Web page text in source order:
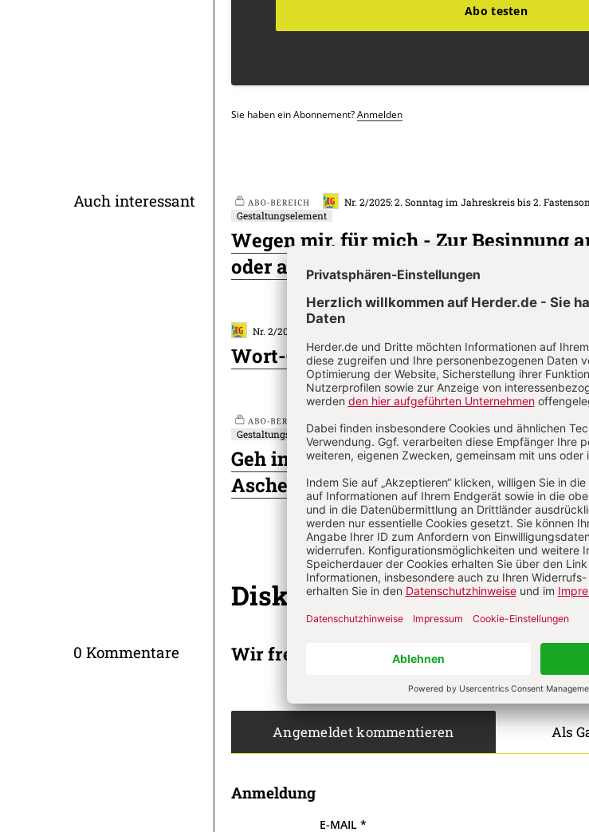
Abo testen
Sie haben ein Abonnement?Anmelden
Überschrift
Auch interessant
Plus
Nr. 2/2025: 2. Sonntag im Jahreskreis bis 2.
Gestaltungselement
Wegen mir, für mich - Zur Besinnung
oder an einem Sonntag in der
Nr. 2/2025: 2. Sonntag im Jahreskreis bis 2. Fastensonntag
Wort-Gottes-Feier am Aschermittwoch
Plus
Nr. 2/2025: 2. Sonntag im Jahreskreis bis 2.
Gestaltungselement
Geh in deine Kammer -
Aschermittwoch - Für Kinder
Diskussion
0 Kommentare Wir freuen uns über Ihren Kommentar
Angemeldet kommentieren Als
Anmeldung
E-MAIL*